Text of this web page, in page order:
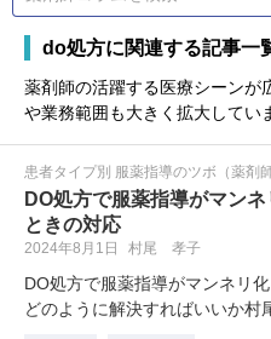
do処方に関連する記事一
薬剤師の活躍する医療シーンが
や業務範囲も大きく拡大してい
患者タイプ別 服薬指導のツボ（薬剤師
DO処方で服薬指導がマン
ときの対応
2024年8月1日 村尾 孝子
DO処方で服薬指導がマンネリ化
どのように解決すればいいか村